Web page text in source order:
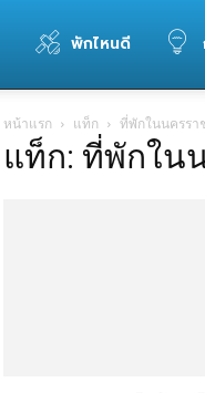
พักไหนดี
หน้าแรก แท็ก ที่พักในนครรา
แท็ก: ที่พักใน